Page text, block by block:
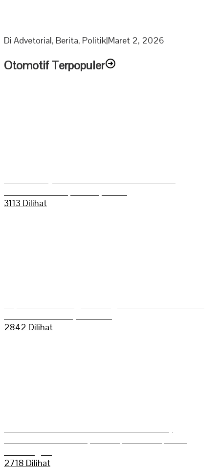
Di Advetorial, Berita, Politik|Maret 2, 2026
Otomotif Terpopuler
3113 Dilihat
2842 Dilihat
2718 Dilihat